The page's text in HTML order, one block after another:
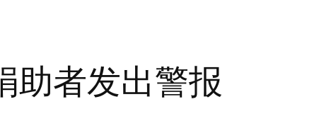
助者发出警报